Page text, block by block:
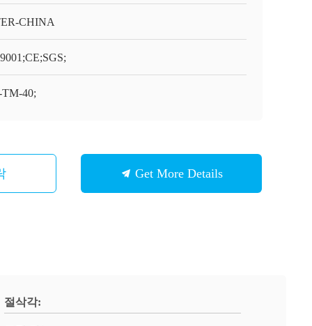
CHINA
40;
Get More Details
절삭각: